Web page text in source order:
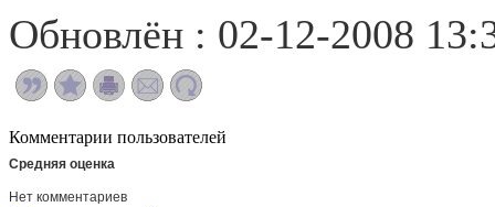
Обновлён : 02-12-2008
Комментарии пользователей
Средняя оценка
Нет комментариев